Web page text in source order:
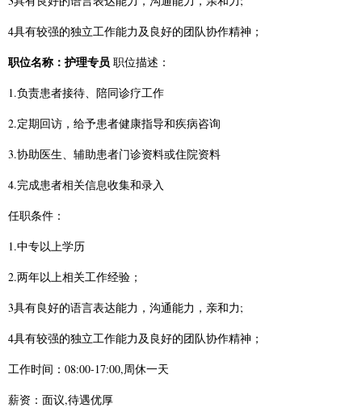
4具有较强的独立工作能力及良好的团队协作精神；
职位名称：护理专员 职位描述：
1.负责患者接待、陪同诊疗工作
2.定期回访，给予患者健康指导和疾病咨询
3.协助医生、辅助患者门诊资料或住院资料
4.完成患者相关信息收集和录入
任职条件：
1.中专以上学历
2.两年以上相关工作经验；
3具有良好的语言表达能力，沟通能力，亲和力;
4具有较强的独立工作能力及良好的团队协作精神；
工作时间：08:00-17:00,周休一天
薪资：面议,待遇优厚